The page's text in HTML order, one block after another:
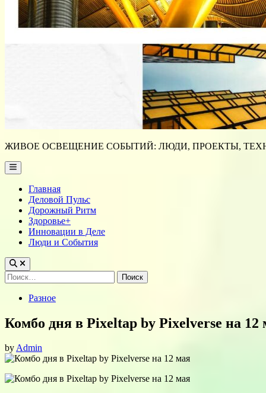
ЖИВОЕ ОСВЕЩЕНИЕ СОБЫТИЙ: ЛЮДИ, ПРОЕКТЫ,
Main
Menu
Главная
Деловой Пульс
Дорожный Ритм
Здоровье+
Инновации в Деле
Люди и События
Найти:
PostedРазное
Комбо дня в Pixeltap by Pixelverse на 12
byAdmin